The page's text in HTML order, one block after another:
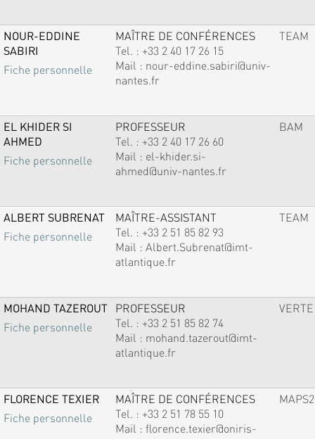
NOUR-EDDINE
SABIRI
Fiche personnelle
MAÎTRE DE CONFÉRENCES
Tel. : +33 2 40 17 26 15
Mail : nour-eddine.sabiri@univ-
nantes.fr
TEAM
EL KHIDER SI
AHMED
Fiche personnelle
PROFESSEUR
Tel. : +33 2 40 17 26 60
Mail : el-khider.si-
ahmed@univ-nantes.fr
BAM
ALBERT SUBRENAT
Fiche personnelle
MAÎTRE-ASSISTANT
Tel. : +33 2 51 85 82 93
Mail : Albert.Subrenat@imt-
atlantique.fr
TEAM
MOHAND TAZEROUT
Fiche personnelle
PROFESSEUR
Tel. : +33 2 51 85 82 74
Mail : mohand.tazerout@imt-
atlantique.fr
VERTE
FLORENCE TEXIER
Fiche personnelle
MAÎTRE DE CONFÉRENCES
Tel. : +33 2 51 78 55 10
Mail : florence.texier@oniris-
MAPS2